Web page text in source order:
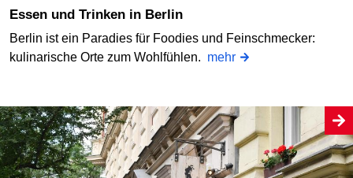
Essen und Trinken in Berlin
Berlin ist ein Paradies für Foodies und Feinschmecker:
kulinarische Orte zum Wohlfühlen. mehr